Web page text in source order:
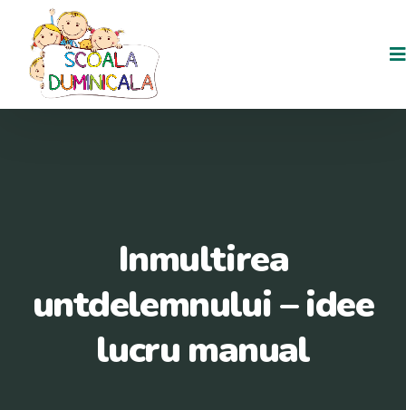
Inmultirea
untdelemnului – idee
lucru manual